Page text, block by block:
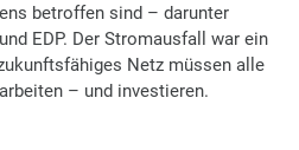
betroffen sind – darunter
EDP. Der Stromausfall war ein
Netz müssen alle
– und investieren.